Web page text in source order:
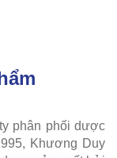
phân phối dược
Khương Duy